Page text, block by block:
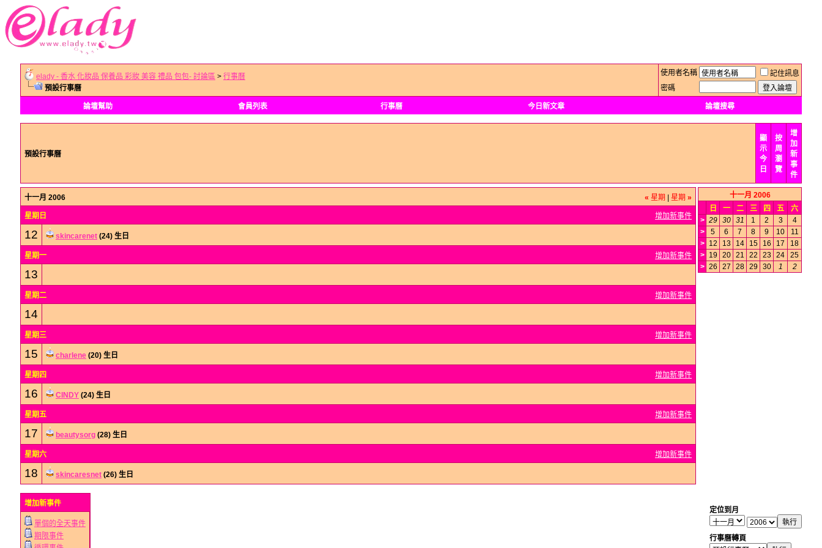
elady - 香水 化妝品 保養品 彩妝 美容 禮品 包包- 討論區 > 行事曆
預設行事曆
使用者名稱
記住訊息
密碼
論壇幫助 會員列表 行事曆 今日新文章 論壇搜尋
預設行事曆
顯
示
今
日
按
周
瀏
覽
增
加
新
事
件
« 星期 星期 »
十一月 2006
增加新事件
星期日
12 skincarenet (24) 生日
增加新事件
星期一
13
增加新事件
星期二
14
增加新事件
星期三
15 charlene (20) 生日
增加新事件
星期四
16 CINDY (24) 生日
增加新事件
星期五
17 beautysorg (28) 生日
增加新事件
星期六
18 skincaresnet (26) 生日
十一月 2006
日
一 二 三 四 五
六
> 29 30 31 1 2 3
4
>
5 6 7 8 9 10
11
>
12 13 14 15 16 17
18
>
19 20 21 22 23 24
25
> 26 27 28 29 30 1 2
增加新事件
單個的全天事件
期限事件
定位到月
行事曆轉頁